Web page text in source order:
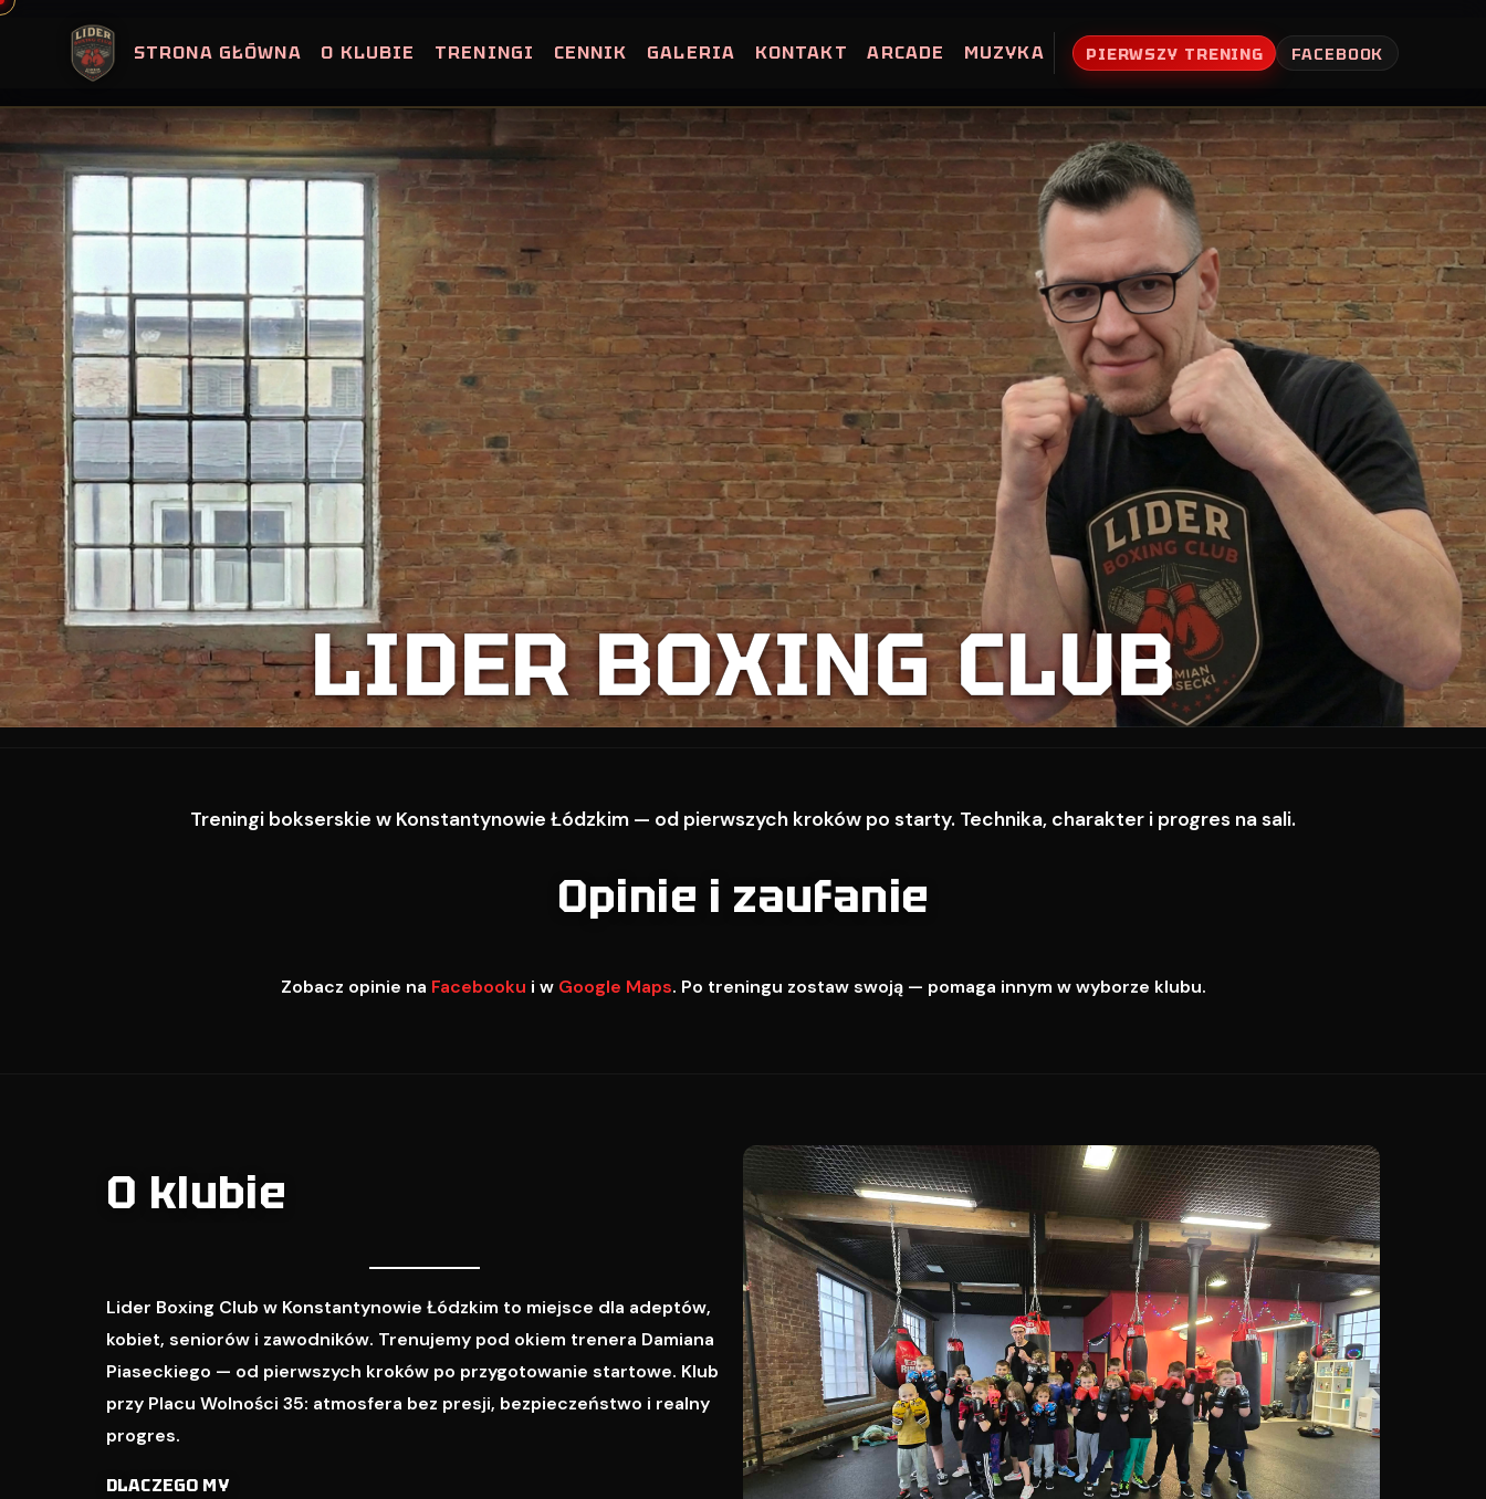
Skip
STRONA GŁÓWNA O KLUBIE TRENINGI CENNIK GALERIA KONTAKT ARCADE MUZYKA PIERWSZY TRENING FACEBOOK
LIDER BOXING CLUB
Treningi bokserskie w Konstantynowie Łódzkim — od pierwszych kroków po starty. Technika, charakter i progres na sali.
Opinie i zaufanie
Zobacz opinie na Facebooku i w Google Maps. Po treningu zostaw swoją — pomaga innym w wyborze klubu.
O klubie
Lider Boxing Club w Konstantynowie Łódzkim to miejsce dla adeptów,
kobiet, seniorów i zawodników. Trenujemy pod okiem trenera Damiana
Piaseckiego — od pierwszych kroków po przygotowanie startowe. Klub
przy Placu Wolności 35: atmosfera bez presji, bezpieczeństwo i realny
progres.
DLACZEGO MY